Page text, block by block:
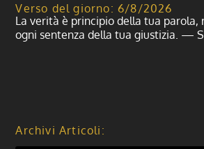
Verso del giorno: 6/8/2026
La verità è principio della tua parola,
ogni sentenza della tua giustizia. —
Archivi Articoli: